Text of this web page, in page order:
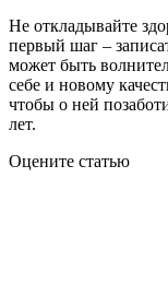
Не откладывайте
первый шаг –
может быть
себе и новому
чтобы о ней
лет.
Оцените статью